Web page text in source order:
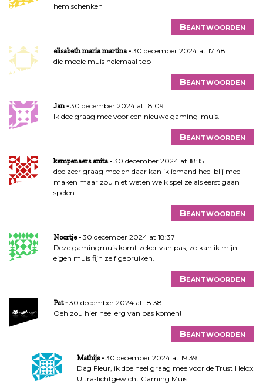
hem schenken
Beantwoorden
elisabeth maria martina
30 december 2024 at 17:48
die mooie muis helemaal top
Beantwoorden
Jan
30 december 2024 at 18:09
Ik doe graag mee voor een nieuwe gaming-muis.
Beantwoorden
kempenaers anita
30 december 2024 at 18:15
doe zeer graag mee en daar kan ik iemand heel blij mee
maken maar zou niet weten welk spel ze als eerst gaan
spelen
Beantwoorden
Noortje
30 december 2024 at 18:37
Deze gamingmuis komt zeker van pas; zo kan ik mijn
eigen muis fijn zelf gebruiken.
Beantwoorden
Pat
30 december 2024 at 18:38
Oeh zou hier heel erg van pas komen!
Beantwoorden
Mathijs
30 december 2024 at 19:39
Dag Fleur, ik doe heel graag mee voor de Trust Helox
Ultra-lichtgewicht Gaming Muis!!